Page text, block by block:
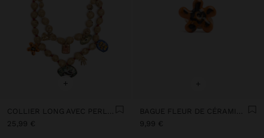
+
COLLIER LONG AVEC PERLES ET PENDENTIFS EN CÉRAMIQUE
25,99 €
+
BAGUE FLEUR DE CÉRAMIQUE AVEC ÉMAIL
9,99 €